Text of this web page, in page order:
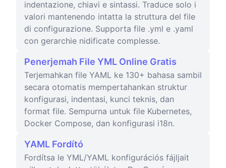
indentazione, chiavi e sintassi. Traduce solo i
valori mantenendo intatta la struttura del file
di configurazione. Supporta file .yml e .yaml
con gerarchie nidificate complesse.
Penerjemah File YML Online Gratis
Terjemahkan file YAML ke 130+ bahasa sambil
secara otomatis mempertahankan struktur
konfigurasi, indentasi, kunci teknis, dan
format file. Sempurna untuk file Kubernetes,
Docker Compose, dan konfigurasi i18n.
YAML Fordító
Fordítsa le YML/YAML konfigurációs fájljait